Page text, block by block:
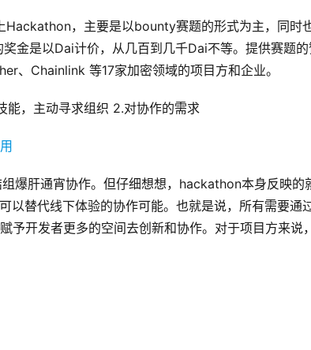
，主要是以bounty赛题的形式为主，同时
金是以Dai计价，从几百到几千Dai不等。提供赛题
Chainlink 等17家加密领域的项目方和企业。
能，主动寻求组织 2.对协作的需求
爆肝通宵协作。但仔细想想，hackathon本身反映的
替代线下体验的协作可能。也就是说，所有需要通
予开发者更多的空间去创新和协作。对于项目方来说